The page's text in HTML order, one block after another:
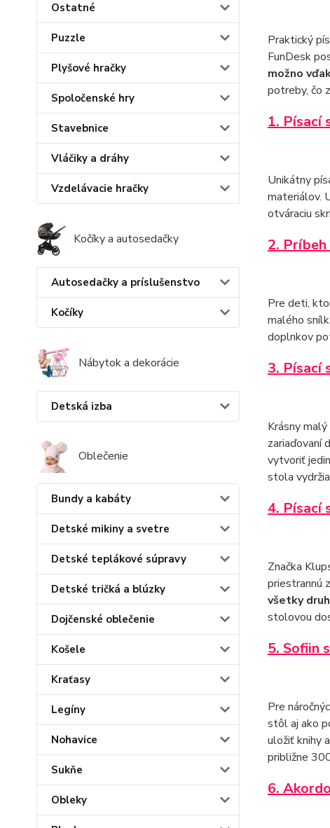
Ostatné
Puzzle
Plyšové hračky
Spoločenské hry
Stavebnice
Vláčiky a dráhy
Vzdelávacie hračky
Kočíky a autosedačky
Autosedačky a príslušenstvo
Kočíky
Nábytok a dekorácie
Detská izba
Oblečenie
Bundy a kabáty
Detské mikiny a svetre
Detské teplákové súpravy
Detské tričká a blúzky
Dojčenské oblečenie
Košele
Kraťasy
Legíny
Nohavice
Sukňe
Obleky
Praktický
FunDesk
možno
potreby, čo
1. Písací
Unikátny
materiálov.
otváraciu
2.
Pre deti,
malého
doplnkov
3. Písací
Krásny
zariaďovaní
vytvoriť
stola
4. Písací
Značka
priestrannú
všetky
stolovou
5. Sofiin
Pre
stôl aj ako
uložiť knihy
približne
6.